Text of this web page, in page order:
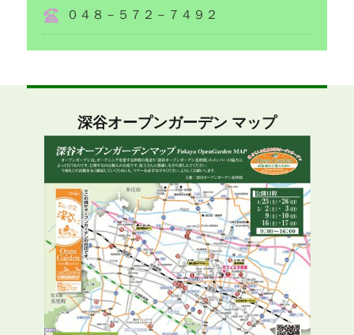
０４８－５７２－７４９２
深谷オープンガーデン マップ